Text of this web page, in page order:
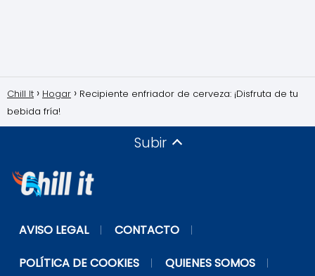
Chill It Hogar
Recipiente enfriador de cerveza: ¡Disfruta de tu
bebida fría!
Subir
AVISO LEGAL CONTACTO
POLÍTICA DE COOKIES QUIENES SOMOS